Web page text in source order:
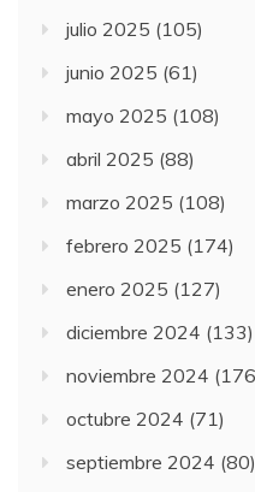
julio 2025 (105)
junio 2025 (61)
mayo 2025 (108)
abril 2025 (88)
marzo 2025 (108)
febrero 2025 (174)
enero 2025 (127)
diciembre 2024 (133)
noviembre 2024
octubre 2024 (71)
septiembre 2024 (80)